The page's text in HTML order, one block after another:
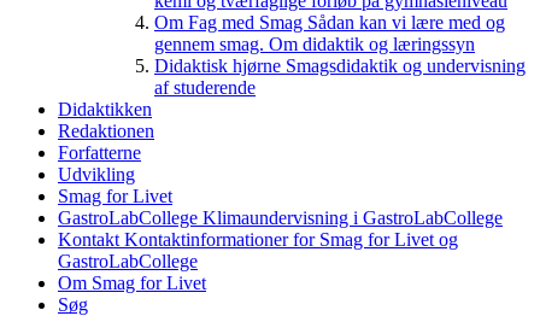
Om Fag med Smag Sådan kan vi lære med og
gennem smag. Om didaktik og læringssyn
Didaktisk hjørne Smagsdidaktik og undervisning
af studerende
Didaktikken
Redaktionen
Forfatterne
Udvikling
Smag for Livet
GastroLabCollege Klimaundervisning i GastroLabCollege
Kontakt Kontaktinformationer for Smag for Livet og
GastroLabCollege
Om Smag for Livet
Søg